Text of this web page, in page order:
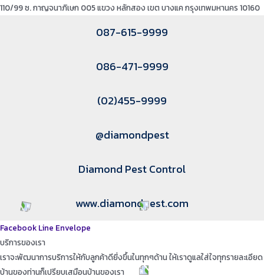
110/99 ซ. กาญจนาภิเษก 005 แขวง หลักสอง เขต บางแค กรุงเทพมหานคร 10160
087-615-9999
086-471-9999
(02)455-9999
@diamondpest
Diamond Pest Control
www.diamondpest.com
Facebook Line Envelope
บริการของเรา
เราจะพัฒนาการบริการให้กับลูกค้าดียิ่งขึ้นในทุกๆด้าน ให้เราดูแลใส่ใจทุกรายละเอียด
บ้านของท่านก็เปรียบเสมือนบ้านของเรา